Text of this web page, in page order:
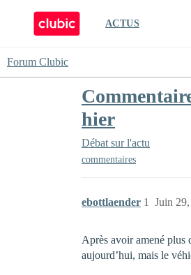
ACTUS
Forum Clubic
hier
Débat sur l'actu
commentaires
ebottlaender Juin
1
Après avoir amené plus
aujourd’hui, mais le